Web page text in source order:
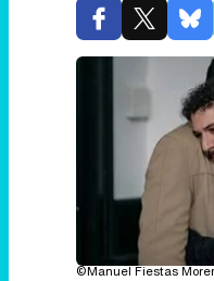
©Manuel Fiestas